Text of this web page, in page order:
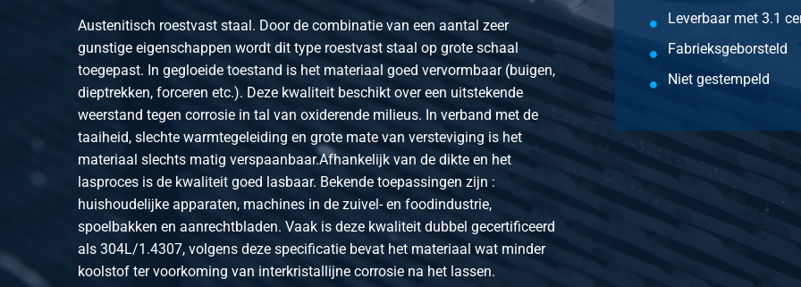
2460-0011-303012 Rvs Hf gelaste vierk buis 1.4307 (304L) 30x30x1,2
2460-0011-353512 Rvs Hf gelaste vierk buis 1.4307 (304L) 35x35x1,2
2460-0011-404012 Rvs Hf gelaste vierk buis 1.4307 (304L) 40x40x1,2
2460-0011-454512 Rvs Hf gelaste vierk buis 1.4307 (304L) 45x45x1,2
2460-0011-121215 Rvs Hf gelaste vierk buis 1.4307 (304L) 12x12x1,5
2460-0011-151515 Rvs Hf gelaste vierk buis 1.4307 (304L) 15x15x1,5
Austenitisch roestvast staal. Door de combinatie van een aantal zeer
gunstige eigenschappen wordt dit type roestvast staal op grote schaal
toegepast. In gegloeide toestand is het materiaal goed vervormbaar (buigen,
dieptrekken, forceren etc.). Deze kwaliteit beschikt over een uitstekende
weerstand tegen corrosie in tal van oxiderende milieus. In verband met de
taaiheid, slechte warmtegeleiding en grote mate van versteviging is het
materiaal slechts matig verspaanbaar.Afhankelijk van de dikte en het
lasproces is de kwaliteit goed lasbaar. Bekende toepassingen zijn :
huishoudelijke apparaten, machines in de zuivel- en foodindustrie,
spoelbakken en aanrechtbladen. Vaak is deze kwaliteit dubbel gecertificeerd
als 304L/1.4307, volgens deze specificatie bevat het materiaal wat minder
koolstof ter voorkoming van interkristallijne corrosie na het lassen.
Leverbaar met 3.1
Fabrieksgeborsteld
Niet gestempeld